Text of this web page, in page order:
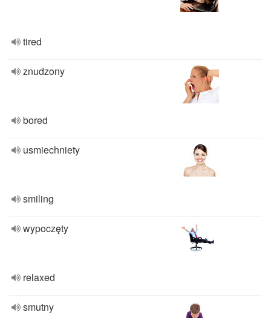
tired
znudzony
bored
usmiechniety
smiling
wypoczęty
relaxed
smutny